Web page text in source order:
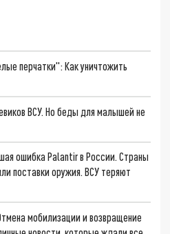
перчатки": Как уничтожить
ВСУ. Но беды для малышей не
ошибка Palantir в России. Страны
поставки оружия. ВСУ теряют
мобилизации и возвращение